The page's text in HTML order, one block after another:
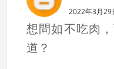
2022年3月29
想問如不吃肉
道？